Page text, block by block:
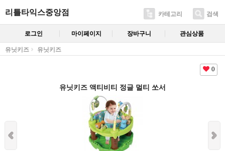
리틀타익스중앙점 카테고리 검색
로그인 마이페이지 장바구니 관심상품
유닛키즈 유닛키즈
0
유닛키즈 액티비티 정글 멀티 쏘서